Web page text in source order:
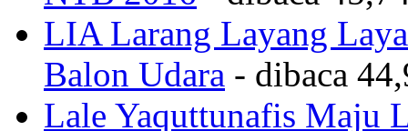
LIA Larang Layang
Balon Udara - dibaca
Lale Yaquttunafis Maju